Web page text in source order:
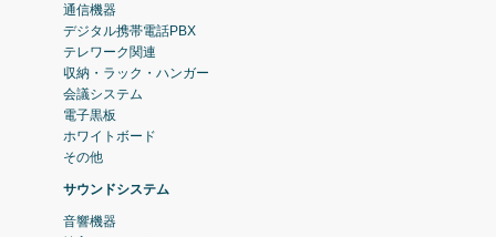
通信機器
デジタル携帯電話PBX
テレワーク関連
収納・ラック・ハンガー
会議システム
電子黒板
ホワイトボード
その他
サウンドシステム
音響機器